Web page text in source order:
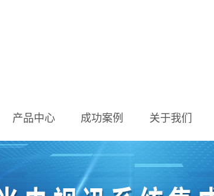
产品中心 成功案例 关于我们